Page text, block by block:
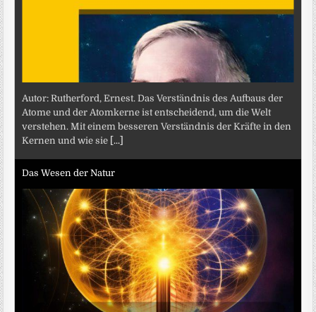
Autor: Rutherford, Ernest. Das Verständnis des Aufbaus der
Atome und der Atomkerne ist entscheidend, um die Welt
verstehen. Mit einem besseren Verständnis der Kräfte in den
Kernen und wie sie [...]
Das Wesen der Natur